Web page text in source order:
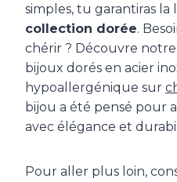
simples, tu garantiras
collection dorée.
chérir ? Découvre
bijoux dorés en acier
hypoallergénique sur
bijou a été pensé pour
avec élégance et
Pour aller plus loin,